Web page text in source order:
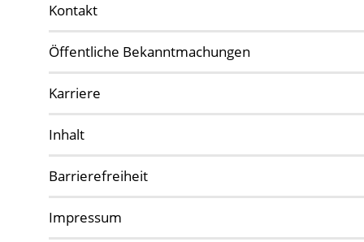
Kontakt
Öffentliche Bekanntmachungen
Karriere
Inhalt
Barrierefreiheit
Impressum